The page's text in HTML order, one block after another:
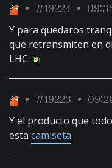
• #19224 •
Y para quedaros
que retransmiten en
LHC.
• #19223 •
Y el producto que
esta camiseta.